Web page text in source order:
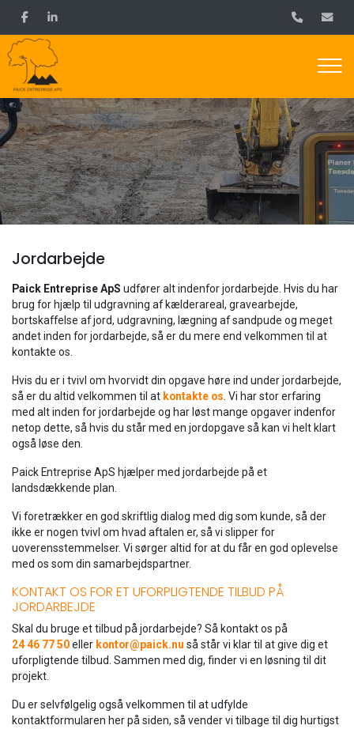
hovedindhold
Jordarbejde
Paick Entreprise ApS udfører alt indenfor jordarbejde. Hvis du har
brug for hjælp til udgravning af kælderareal, gravearbejde,
bortskaffelse af jord, udgravning, lægning af sandpude og meget
andet inden for jordarbejde, så er du mere end velkommen til at
kontakte os.
Hvis du er i tvivl om hvorvidt din opgave høre ind under jordarbejde,
så er du altid velkommen til at kontakte os . Vi har stor erfaring
med alt inden for jordarbejde og har løst mange opgaver indenfor
netop dette, så hvis du står med en jordopgave så kan vi helt klart
også løse den.
Paick Entreprise ApS hjælper med jordarbejde på et
landsdækkende plan.
Vi foretrækker en god skriftlig dialog med dig som kunde, så der
ikke er nogen tvivl om hvad aftalen er, så vi slipper for
uoverensstemmelser. Vi sørger altid for at du får en god oplevelse
med os som din samarbejdspartner.
KONTAKT OS FOR ET UFORPLIGTENDE TILBUD PÅ
JORDARBEJDE
Skal du bruge et tilbud på jordarbejde? Så kontakt os på
24 46 77 50eller kontor@paick.nu så står vi klar til at give dig et
uforpligtende tilbud. Sammen med dig, finder vi en løsning til dit
projekt.
Du er selvfølgelig også velkommen til at udfylde
kontaktformularen her på siden, så vender vi tilbage til dig hurtigst